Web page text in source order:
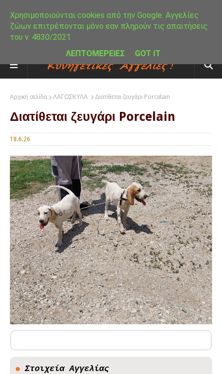
Αρχική σελίδα ΛΑΓΟΣΚΥΛΑ Διατίθεται ζευγάρι Porcelain
Διατίθεται ζευγάρι Porcelain
18.6.26
Στοιχεία Αγγελίας
Χρησιμοποιούνται cookies από την Google. Αγγελίες
ζώων επιτρέπονται μόνο εαν πληρούν τις απαιτήσεις
του ν. 4830/2021
ΛΕΠΤΟΜΕΡΕΙΕΣ
GOT IT